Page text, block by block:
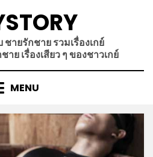
ชายรักชาย รวมเรื่องเกย์
ย เรื่องเสียว ๆ ของชาวเกย์
MENU